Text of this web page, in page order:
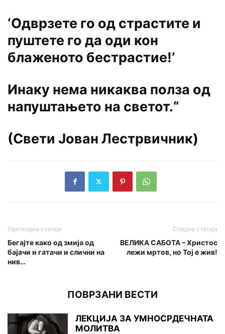
‘Одврзете го од страстите и
пуштете го да оди кон
блаженото бестрастие!’
Инаку нема никаква полза од
напуштањето на светот.“
(Свети Јован Лестрвичник)
Претходна статија
Бегајте како од змија од
бајачи и гатачи и слични на
нив…
Следна статија
ВЕЛИКА САБОТА – Христос
лежи мртов, но Тој е жив!
ПОВРЗАНИ ВЕСТИ
ЛЕКЦИЈА ЗА УМНОСРДЕЧНАТА
МОЛИТВА